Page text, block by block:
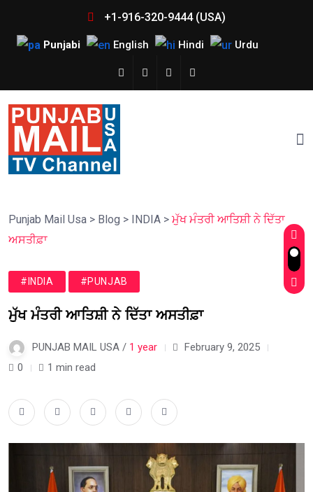
+1-916-320-9444 (USA)
Punjabi English Hindi Urdu
Punjab Mail Usa > Blog > INDIA > ਮੁੱਖ ਮੰਤਰੀ ਆਤਿਸ਼ੀ ਨੇ ਦਿੱਤਾ
ਅਸਤੀਫ਼ਾ
#INDIA #PUNJAB
ਮੁੱਖ ਮੰਤਰੀ ਆਤਿਸ਼ੀ ਨੇ ਦਿੱਤਾ ਅਸਤੀਫ਼ਾ
PUNJAB MAIL USA / 1 year
February 9, 2025
0
1 min read